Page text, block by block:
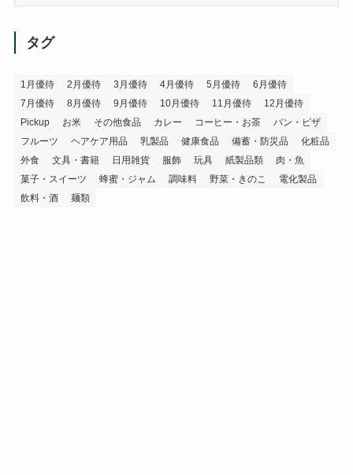
タグ
1月優待 2月優待 3月優待 4月優待 5月優待
6月優待
7月優待
8月優待 9月優待 10月優待 11月優待
12月優待
Pickup
お米 その他食品 カレー コーヒー・お茶
パン・ピザ
フルーツ
ヘアケア用品 乳製品 健康食品 備蓄・防災品
化粧品
外食
文具・書籍 日用雑貨 服飾 玩具 紙製品類
肉・魚
菓子・スイーツ
蜂蜜・ジャム 調味料 野菜・きのこ
電化製品
飲料・酒
麺類